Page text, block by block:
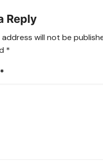
Reply
address will not be
*
*